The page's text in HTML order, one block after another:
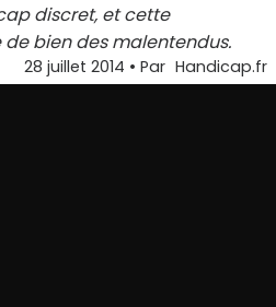
discret, et cette
bien des malentendus.
28 juillet 2014 • Par Handicap.fr